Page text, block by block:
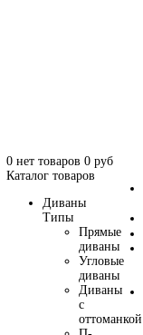
0 нет товаров 0 руб
Каталог товаров
Диваны
Типы
Прямые
диваны
Угловые
диваны
Диваны
с
оттоманкой